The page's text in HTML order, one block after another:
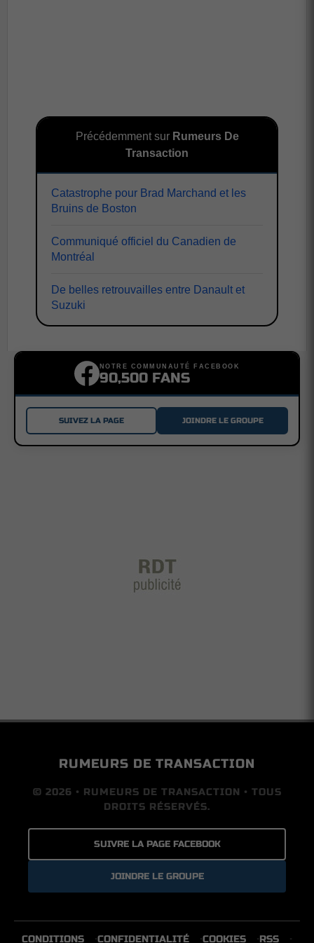
Précédemment sur Rumeurs De
Transaction
Catastrophe pour Brad Marchand et les
Bruins de Boston
Communiqué officiel du Canadien de
Montréal
De belles retrouvailles entre Danault et
Suzuki
NOTRE COMMUNAUTÉ FACEBOOK
90,500 FANS
SUIVEZ LA PAGE JOINDRE LE GROUPE
RUMEURS DE TRANSACTION
© 2026 • RUMEURS DE TRANSACTION • TOUS
DROITS RÉSERVÉS.
SUIVRE LA PAGE FACEBOOK
JOINDRE LE GROUPE
CONDITIONS CONFIDENTIALITÉ COOKIES RSS